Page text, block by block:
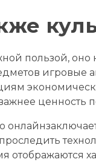
пользой,
игровые
отображаются